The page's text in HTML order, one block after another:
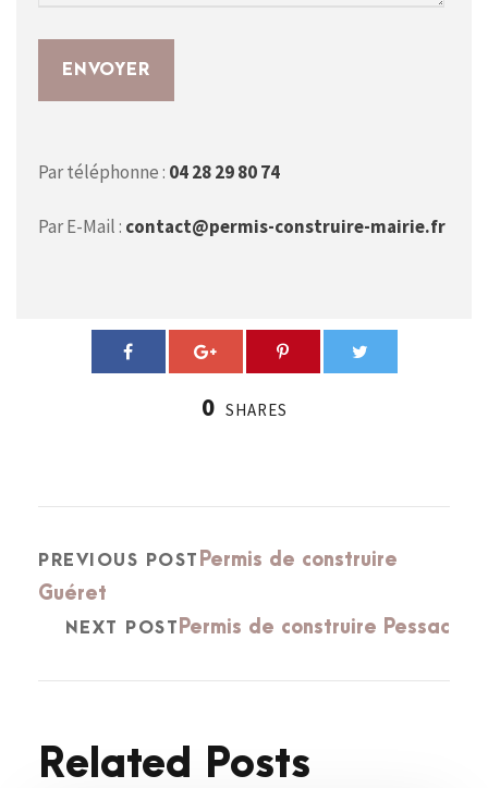
Par téléphonne : 04 28 29 80 74
Par E-Mail : contact@permis-construire-mairie.fr
0 SHARES
PREVIOUS POST Permis de construire
Guéret
NEXT POST Permis de construire Pessac
Related Posts